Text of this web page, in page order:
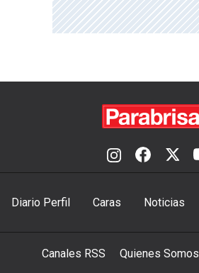
Diario Perfil Caras Noticias
Canales RSS Quienes Somos